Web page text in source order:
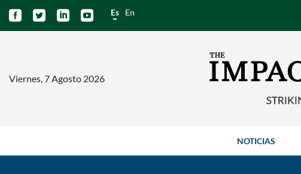
    Es En
Viernes, 7 Agosto 2026
NOTICIAS